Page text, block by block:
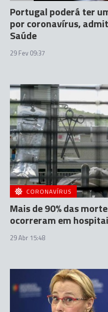
Portugal poderá ter
por coronavírus,
Saúde
29 Fev 09:37
CORONAVÍRUS
Mais de 90% das
ocorreram em
29 Abr 15:48